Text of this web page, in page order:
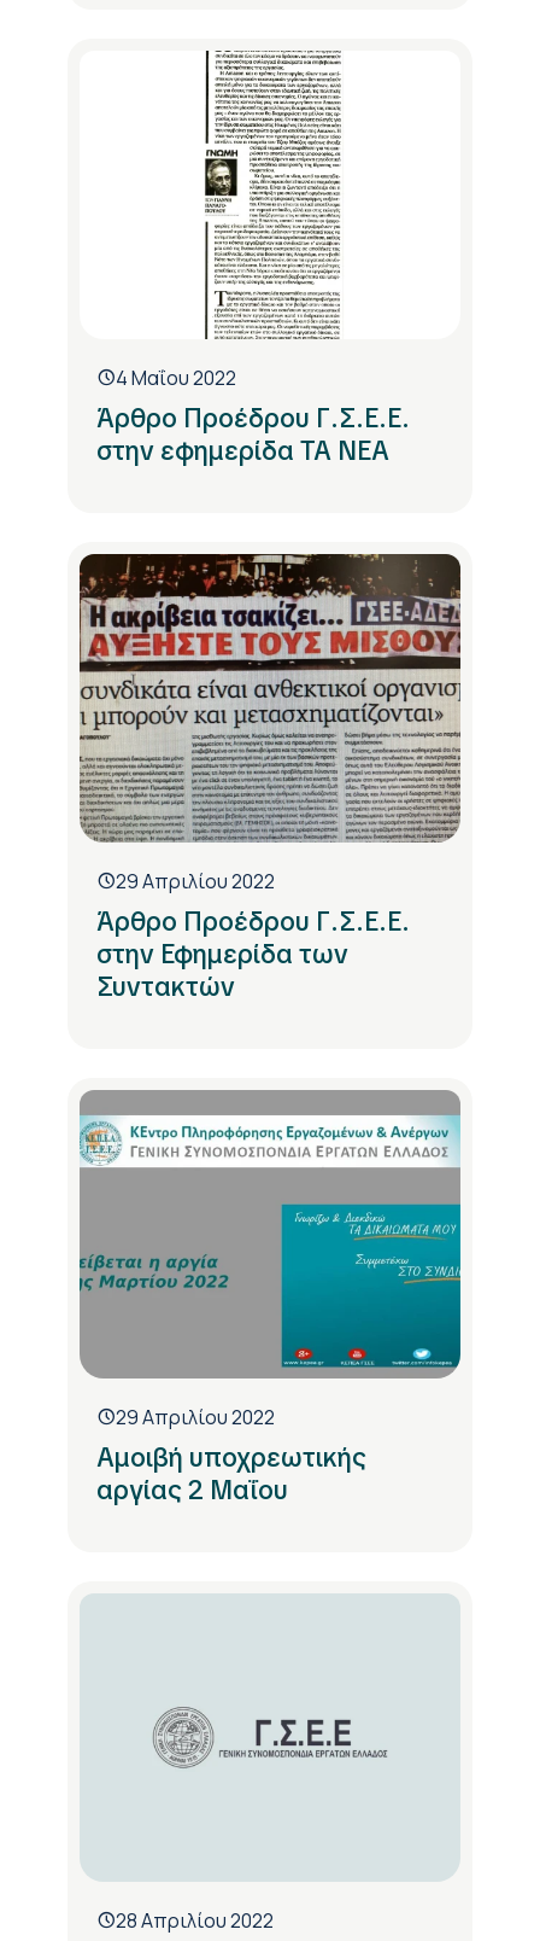
4 Μαΐου 2022
Άρθρο Προέδρου Γ.Σ.Ε.Ε.
στην εφημερίδα ΤΑ ΝΕΑ
29 Απριλίου 2022
Άρθρο Προέδρου Γ.Σ.Ε.Ε.
στην Εφημερίδα των
Συντακτών
29 Απριλίου 2022
Αμοιβή υποχρεωτικής
αργίας 2 Μαΐου
28 Απριλίου 2022